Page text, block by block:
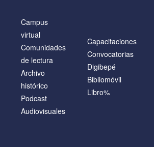
Campus
virtual
Comunidades
de lectura
Archivo
histórico
Podcast
Audiovisuales
Capacitaciones
Convocatorias
Digibepé
Bibliomóvil
Libro%